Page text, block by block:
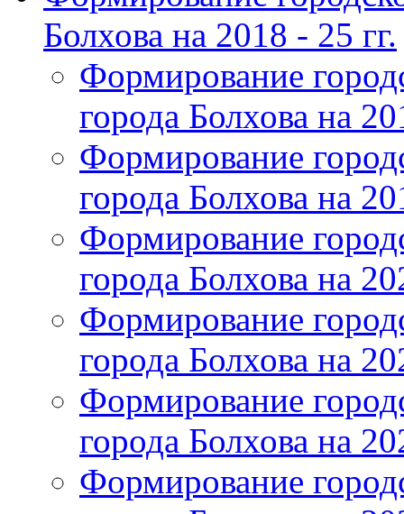
Болхова на 2018 - 25 гг.
Формирование
города Болхова на
Формирование
города Болхова на
Формирование
города Болхова на
Формирование
города Болхова на
Формирование
города Болхова на
Формирование